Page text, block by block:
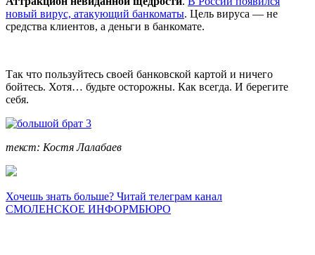
новый вирус, атакующий банкоматы. Цель вируса — не
средства клиентов, а деньги в банкомате.
Так что пользуйтесь своей банковской картой и ничего
бойтесь. Хотя… будьте осторожны. Как всегда. И берегите
себя.
текст: Костя Лалабаев
Хочешь знать больше? Читай телеграм канал
СМОЛЕНСКОЕ ИНФОРМБЮРО